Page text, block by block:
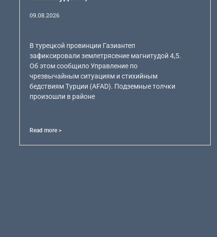
09.08.2026
В турецкой провинции Газиантеп
зафиксировали землетрясение магнитудой 4,5.
Об этом сообщило Управление по
чрезвычайным ситуациям и стихийным
бедствиям Турции (AFAD). Подземные толчки
произошли в районе
Read more >